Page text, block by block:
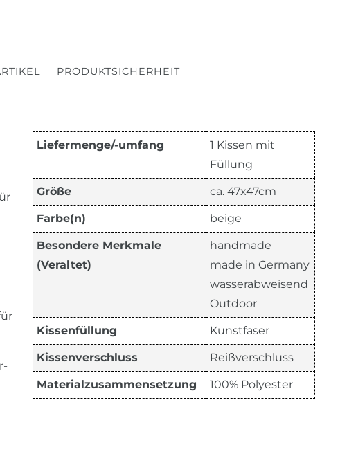
PRODUKTSICHERHEIT
Liefermenge/-umfang
1 Kissen mit
Füllung
Größe ca. 47x47cm
Farbe(n) beige
Besondere Merkmale
(Veraltet)
handmade
made in Germany
wasserabweisend
Outdoor
Kissenfüllung Kunstfaser
Kissenverschluss Reißverschluss
Materialzusammensetzung 100% Polyester